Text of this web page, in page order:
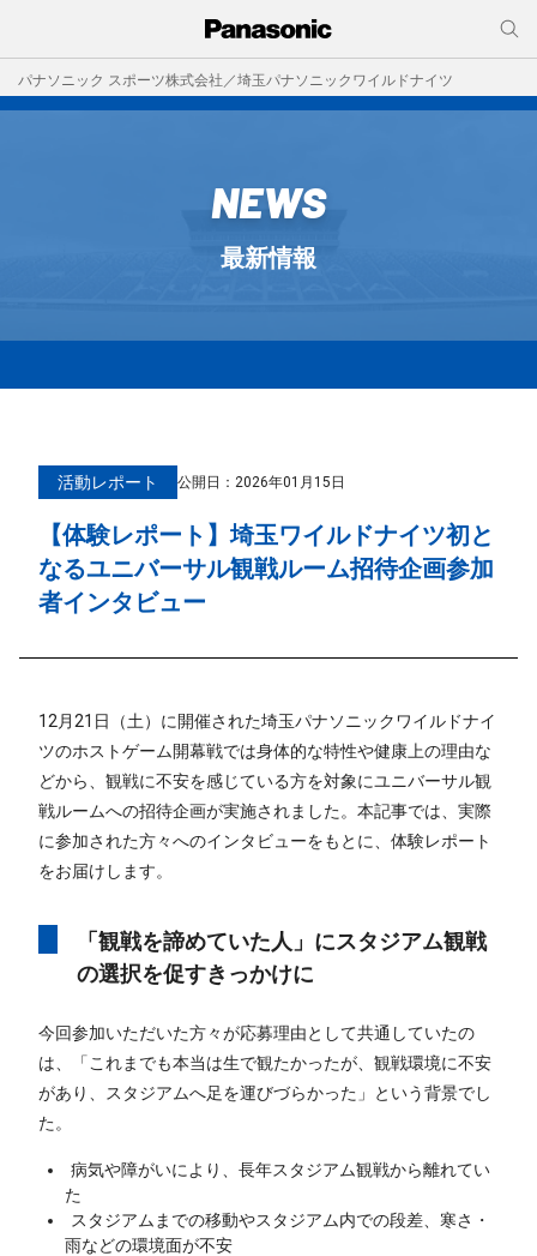
パナソニック スポーツ株式会社／埼玉パナソニックワイルドナイツ
NEWS
最新情報
活動レポート 公開日： 2026年01月15日
【体験レポート】埼玉ワイルドナイツ初と
なるユニバーサル観戦ルーム招待企画参加
者インタビュー
12月21日（土）に開催された埼玉パナソニックワイルドナイ
ツのホストゲーム開幕戦では身体的な特性や健康上の理由な
どから、観戦に不安を感じている方を対象にユニバーサル観
戦ルームへの招待企画が実施されました。本記事では、実際
に参加された方々へのインタビューをもとに、体験レポート
をお届けします。
「観戦を諦めていた人」にスタジアム観戦
の選択を促すきっかけに
今回参加いただいた方々が応募理由として共通していたの
は、「これまでも本当は生で観たかったが、観戦環境に不安
があり、スタジアムへ足を運びづらかった」という背景でし
た。
病気や障がいにより、長年スタジアム観戦から離れてい
た
スタジアムまでの移動やスタジアム内での段差、寒さ・
雨などの環境面が不安